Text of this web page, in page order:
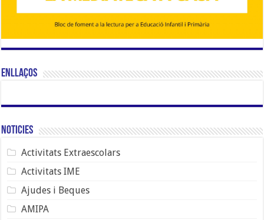
Enllaços
Noticies
Activitats Extraescolars
Activitats IME
Ajudes i Beques
AMIPA